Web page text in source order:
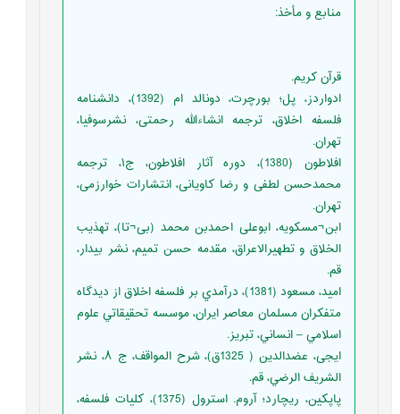
منابع و مأخذ:
قرآن کریم.
ادواردز، پل؛ بورچرت، دونالد ام (1392)، دانشنامه
فلسفه اخلاق، ترجمه انشاءالله رحمتی، نشرسوفیا،
تهران.
افلاطون (1380)، دوره آثار افلاطون، ج۱، ترجمه
محمدحسن لطفی و رضا کاویانی، انتشارات خوارزمی،
تهران.
ابن¬مسکویه، ابوعلی احمدبن محمد (بی¬تا)، تهذیب
الخلاق و تطهیرالاعراق، مقدمه حسن تمیم، نشر بیدار،
قم.
امید، مسعود (1381)، درآمدي بر فلسفه اخلاق از ديدگاه
متفکران مسلمان معاصر ايران، موسسه تحقيقاتي علوم
اسلامي – انساني، تبریز.
ایجی، عضدالدین‏ ( 1325ق)، شرح المواقف، ج ٨، نشر
الشريف الرضي، قم.
پاپکین، ریچارد؛ آروم. استرول (1375)، کلیات فلسفه،